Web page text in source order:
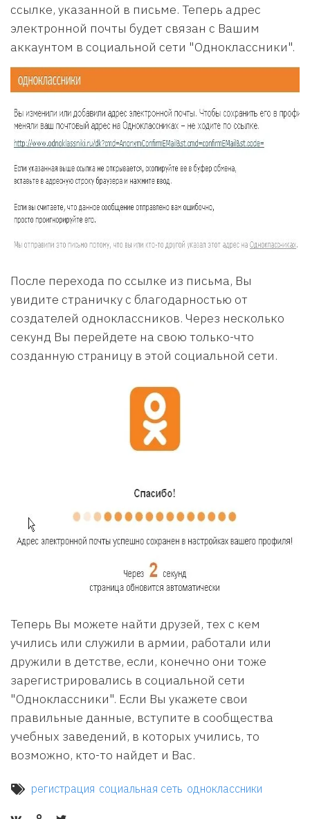
ссылке, указанной в письме. Теперь адрес
электронной почты будет связан с Вашим
аккаунтом в социальной сети "Одноклассники".
После перехода по ссылке из письма, Вы
увидите страничку с благодарностью от
создателей одноклассников. Через несколько
секунд Вы перейдете на свою только-что
созданную страницу в этой социальной сети.
Теперь Вы можете найти друзей, тех с кем
учились или служили в армии, работали или
дружили в детстве, если, конечно они тоже
зарегистрировались в социальной сети
"Одноклассники". Если Вы укажете свои
правильные данные, вступите в сообщества
учебных заведений, в которых учились, то
возможно, кто-то найдет и Вас.
регистрация социальная сеть одноклассники